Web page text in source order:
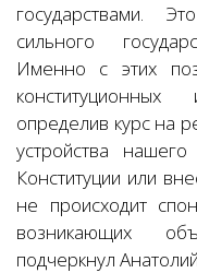
государствами.
сильного
Именно с этих
определив курс на
устройства
Конституции или
не происходит
возникающих
подчеркнул